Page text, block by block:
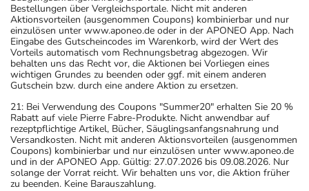
Bestellungen über Vergleichsportale. Nicht mit anderen
Aktionsvorteilen (ausgenommen Coupons) kombinierbar und nur
einzulösen unter www.aponeo.de oder in der APONEO App. Nach
Eingabe des Gutscheincodes im Warenkorb, wird der Wert des
Vorteils automatisch vom Rechnungsbetrag abgezogen. Wir
behalten uns das Recht vor, die Aktionen bei Vorliegen eines
wichtigen Grundes zu beenden oder ggf. mit einem anderen
Gutschein bzw. durch eine andere Aktion zu ersetzen.
21: Bei Verwendung des Coupons "Summer20" erhalten Sie 20 %
Rabatt auf viele Pierre Fabre-Produkte. Nicht anwendbar auf
rezeptpflichtige Artikel, Bücher, Säuglingsanfangsnahrung und
Versandkosten. Nicht mit anderen Aktionsvorteilen (ausgenommen
Coupons) kombinierbar und nur einzulösen unter www.aponeo.de
und in der APONEO App. Gültig: 27.07.2026 bis 09.08.2026. Nur
solange der Vorrat reicht. Wir behalten uns vor, die Aktion früher
zu beenden. Keine Barauszahlung.